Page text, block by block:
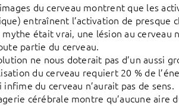
du cerveau montrent que les
entraînent l’activation de presque
mythe était vrai, une lésion au cerveau
partie du cerveau.
ne nous doterait pas d’un aussi
du cerveau requiert 20 % de
infime du cerveau n’aurait pas de sens.
cérébrale montre qu’aucune aire